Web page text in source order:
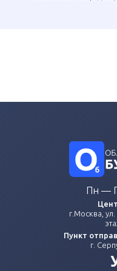
Пн —
г.Москва,
Пункт
г.